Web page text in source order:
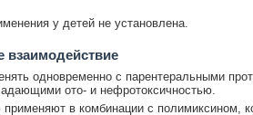
у детей не установлена.
взаимодействие
одновременно с парентеральными
ото- и нефротоксичностью.
в комбинации с полимиксином,